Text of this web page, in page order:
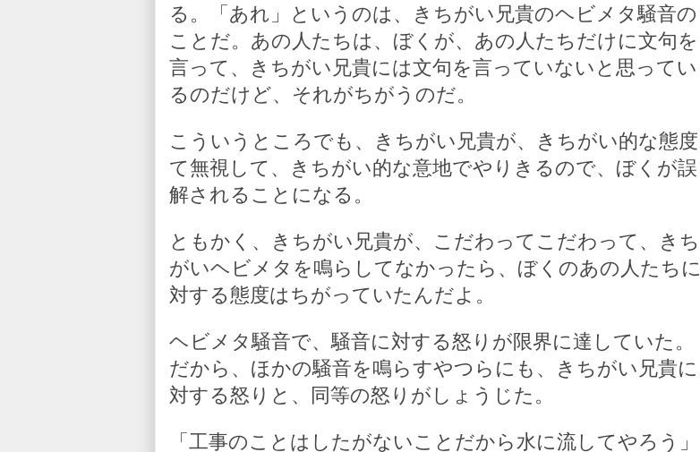
る。「あれ」というのは、きちがい兄貴のヘビメタ騒音の
ことだ。あの人たちは、ぼくが、あの人たちだけに文句を
言って、きちがい兄貴には文句を言っていないと思ってい
るのだけど、それがちがうのだ。
こういうところでも、きちがい兄貴が、きちがい的な態度
て無視して、きちがい的な意地でやりきるので、ぼくが誤
解されることになる。
ともかく、きちがい兄貴が、こだわってこだわって、きち
がいヘビメタを鳴らしてなかったら、ぼくのあの人たちに
対する態度はちがっていたんだよ。
ヘビメタ騒音で、騒音に対する怒りが限界に達していた。
だから、ほかの騒音を鳴らすやつらにも、きちがい兄貴に
対する怒りと、同等の怒りがしょうじた。
「工事のことはしたがないことだから水に流してやろう」